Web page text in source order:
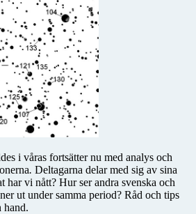
i våras fortsätter nu med analys och
. Deltagarna delar med sig av sina
har vi nått? Hur ser andra svenska och
ut under samma period? Råd och tips
hand.